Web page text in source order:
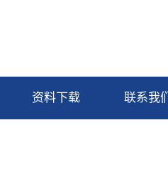
资料下载 联系我们